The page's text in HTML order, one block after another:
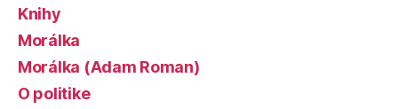
Knihy
Morálka
Morálka (Adam Roman)
O politike